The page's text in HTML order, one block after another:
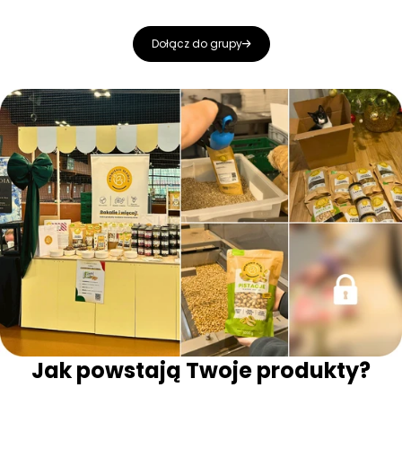
Dołącz do grupy
Jak powstają Twoje produkty?